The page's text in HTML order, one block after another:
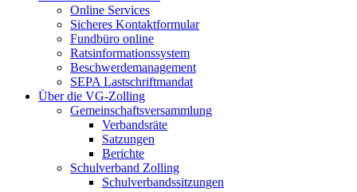
Online Services
Sicheres Kontaktformular
Fundbüro online
Ratsinformationssystem
Beschwerdemanagement
SEPA Lastschriftmandat
Über die VG-Zolling
Gemeinschaftsversammlung
Verbandsräte
Satzungen
Berichte
Schulverband Zolling
Schulverbandssitzungen